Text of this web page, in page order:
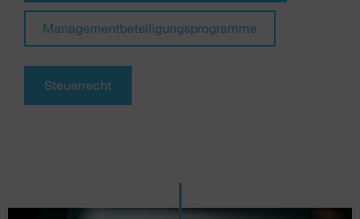
Managementbeteiligungsprogramme
Steuerrecht